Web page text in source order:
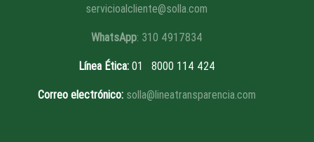
servicioalcliente@solla.com
WhatsApp: 310 4917834
Línea Ética:01 8000 114 424
Correo electrónico: solla@lineatransparencia.com